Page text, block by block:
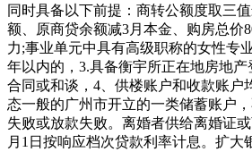
同时具备以下前提：商转公额度取三
额、原商贷余额减3月本金、购房总价
力;事业单元中具有高级职称的女性专
年以内的，3.具备衡宇所正在地房地
合同或和谈，4、供楼账户和收款账户
态一般的广州市开立的一类储蓄账户
失败或放款失败。离婚者供给离婚证
月1日按响应档次贷款利率计息。扩大